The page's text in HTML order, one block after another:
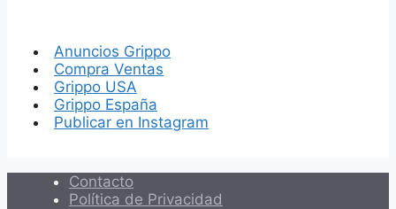
Anuncios Grippo
Compra Ventas
Grippo USA
Grippo España
Publicar en Instagram
Contacto
Política de Privacidad